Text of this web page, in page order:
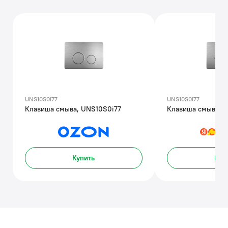
UNS10S0i77
Клавиша смыва, UNS10S0i77
Купить
UNS10S0i77
Клавиша смыва,